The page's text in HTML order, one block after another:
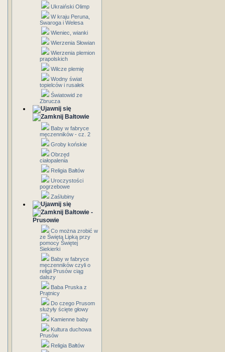
Ukraiński Olimp
W kraju Peruna,
Swaroga i Welesa
Wieniec, wianki
Wierzenia Słowian
Wierzenia plemion
prapolskich
Wilcze plemię
Wodny świat
topielców i rusałek
Światowid ze
Zbrucza
Bałtowie
Baby w fabryce
męczenników - cz. 2
Groby końskie
Obrzęd
ciałopalenia
Religia Bałtów
Uroczystości
pogrzebowe
Zaślubiny
Bałtowie -
Prusowie
Co można zrobić w
ze Świętą Lipką przy
pomocy Świętej
Siekierki
Baby w fabryce
męczenników czyli o
religii Prusów ciąg
dalszy
Baba Pruska z
Prątnicy
Do czego Prusom
służyły ścięte głowy
Kamienne baby
Kultura duchowa
Prusów
Religia Bałtów